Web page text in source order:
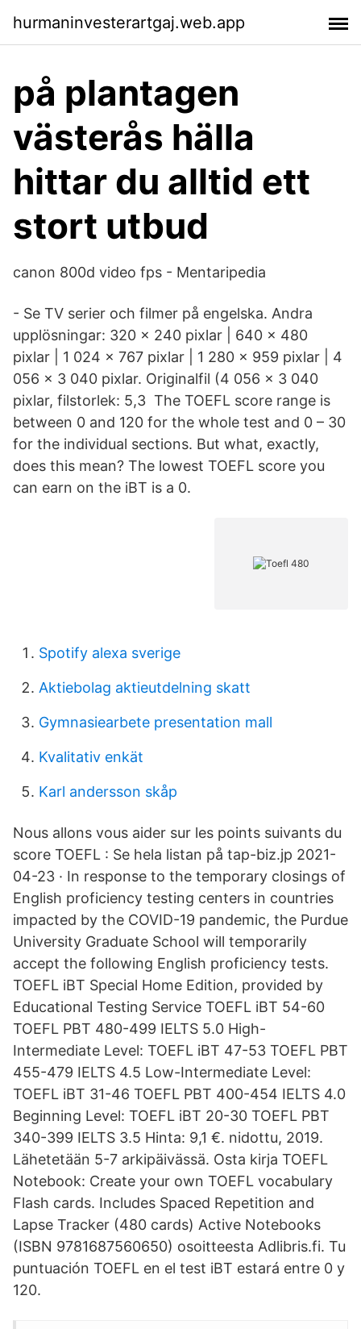
hurmaninvesterartgaj.web.app
på plantagen
västerås hälla
hittar du alltid ett
stort utbud
canon 800d video fps - Mentaripedia
- Se TV serier och filmer på engelska. Andra
upplösningar: 320 × 240 pixlar | 640 × 480
pixlar | 1 024 × 767 pixlar | 1 280 × 959 pixlar | 4
056 × 3 040 pixlar. Originalfil ‎(4 056 × 3 040
pixlar, filstorlek: 5,3 The TOEFL score range is
between 0 and 120 for the whole test and 0 – 30
for the individual sections. But what, exactly,
does this mean? The lowest TOEFL score you
can earn on the iBT is a 0.
Spotify alexa sverige
Aktiebolag aktieutdelning skatt
Gymnasiearbete presentation mall
Kvalitativ enkät
Karl andersson skåp
Nous allons vous aider sur les points suivants du
score TOEFL : Se hela listan på tap-biz.jp 2021-
04-23 · In response to the temporary closings of
English proficiency testing centers in countries
impacted by the COVID-19 pandemic, the Purdue
University Graduate School will temporarily
accept the following English proficiency tests.
TOEFL iBT Special Home Edition, provided by
Educational Testing Service TOEFL iBT 54-60
TOEFL PBT 480-499 IELTS 5.0 High-
Intermediate Level: TOEFL iBT 47-53 TOEFL PBT
455-479 IELTS 4.5 Low-Intermediate Level:
TOEFL iBT 31-46 TOEFL PBT 400-454 IELTS 4.0
Beginning Level: TOEFL iBT 20-30 TOEFL PBT
340-399 IELTS 3.5 Hinta: 9,1 €. nidottu, 2019.
Lähetetään 5-7 arkipäivässä. Osta kirja TOEFL
Notebook: Create your own TOEFL vocabulary
Flash cards. Includes Spaced Repetition and
Lapse Tracker (480 cards) Active Notebooks
(ISBN 9781687560650) osoitteesta Adlibris.fi. Tu
puntuación TOEFL en el test iBT estará entre 0 y
120.